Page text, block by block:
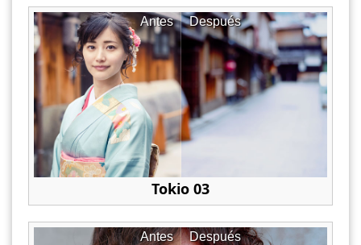
Después
Antes
Tokio 03
Después
Antes